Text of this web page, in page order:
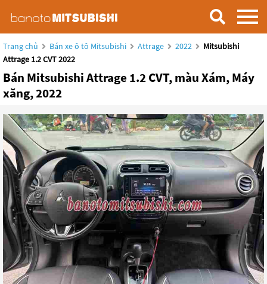
Trang chủ Bán xe ô tô Mitsubishi Attrage 2022
Mitsubishi
Attrage 1.2 CVT 2022
Bán Mitsubishi Attrage 1.2 CVT, màu Xám, Máy
xăng, 2022